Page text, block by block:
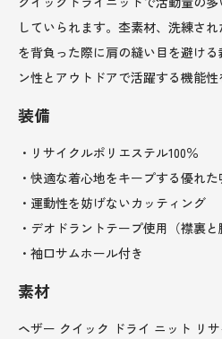
していられます。杢素材、洗練さ
を背負った際に肩の縫い目を避け
ン性とアウトドアで活躍する機能性
装備
・リサイクルポリエステル100％
・快適な着心地をキープする優れ
・運動性を妨げないカッティング
・デオドラントテープ使用（襟裏と
・袖口サムホール付き
素材
ヘザー クイック ドライ ニット リ